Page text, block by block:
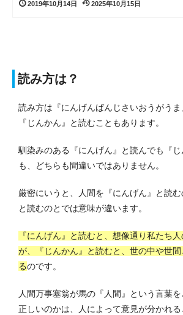
2019年10月14日 2025年10月15日
読み方は？
読み方は『にんげんばんじさいおうがう
『じんかん』と読むこともあります。
馴染みのある『にんげん』と読んでも『
も、どちらも間違いではありません。
厳密にいうと、人間を『にんげん』と読む
と読むのとでは意味が違います。
『にんげん』と読むと、想像通り私たち
が、『じんかん』と読むと、世の中や世
るのです。
人間万事塞翁が馬の『人間』という言葉
正しいのかは、人によって意見が分かれる